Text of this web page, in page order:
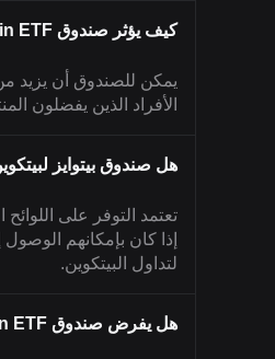
كيف يؤثر صندوق Bitwise Bitcoin ETF على سوق البيتكوين؟
يمكن للصندوق أن يزيد
الأفراد الذين يفضلون
هل صندوق بيتوايز
تعتمد التوفر على
لتداول البيتكوين.
هل يفرض صندوق Bitwise Bitcoin ETF أي رسوم؟